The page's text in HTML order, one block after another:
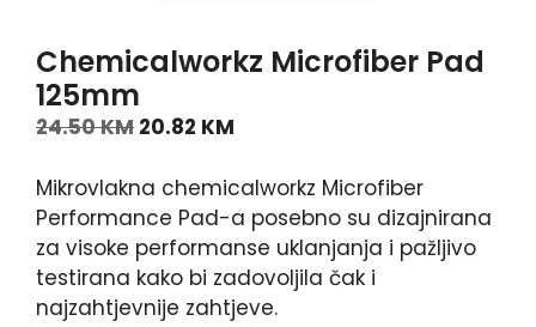
Chemicalworkz Microfiber Pad
125mm
24.50KM 20.82 KM
Mikrovlakna chemicalworkz Microfiber
Performance Pad-a posebno su dizajnirana
za visoke performanse uklanjanja i pažljivo
testirana kako bi zadovoljila čak i
najzahtjevnije zahtjeve.